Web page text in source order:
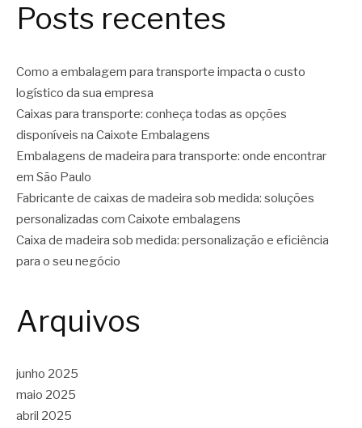
Posts recentes
Como a embalagem para transporte impacta o custo
logístico da sua empresa
Caixas para transporte: conheça todas as opções
disponíveis na Caixote Embalagens
Embalagens de madeira para transporte: onde encontrar
em São Paulo
Fabricante de caixas de madeira sob medida: soluções
personalizadas com Caixote embalagens
Caixa de madeira sob medida: personalização e eficiência
para o seu negócio
Arquivos
junho 2025
maio 2025
abril 2025